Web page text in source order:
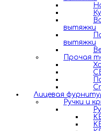
вытяжки
вытяжки
Прочая
Лицевая
Ручки и